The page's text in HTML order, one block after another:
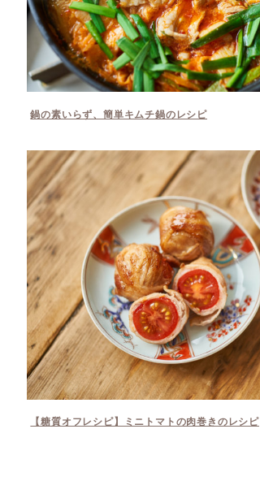
鍋の素いらず、簡単キムチ鍋のレシピ
【糖質オフレシピ】ミニトマトの肉巻きのレシピ